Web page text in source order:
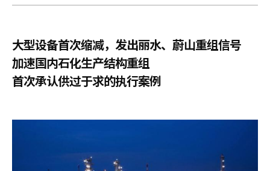
章 小
大型设备首次缩减，发出丽水、蔚山重组信号
加速国内石化生产结构重组
首次承认供过于求的执行案例